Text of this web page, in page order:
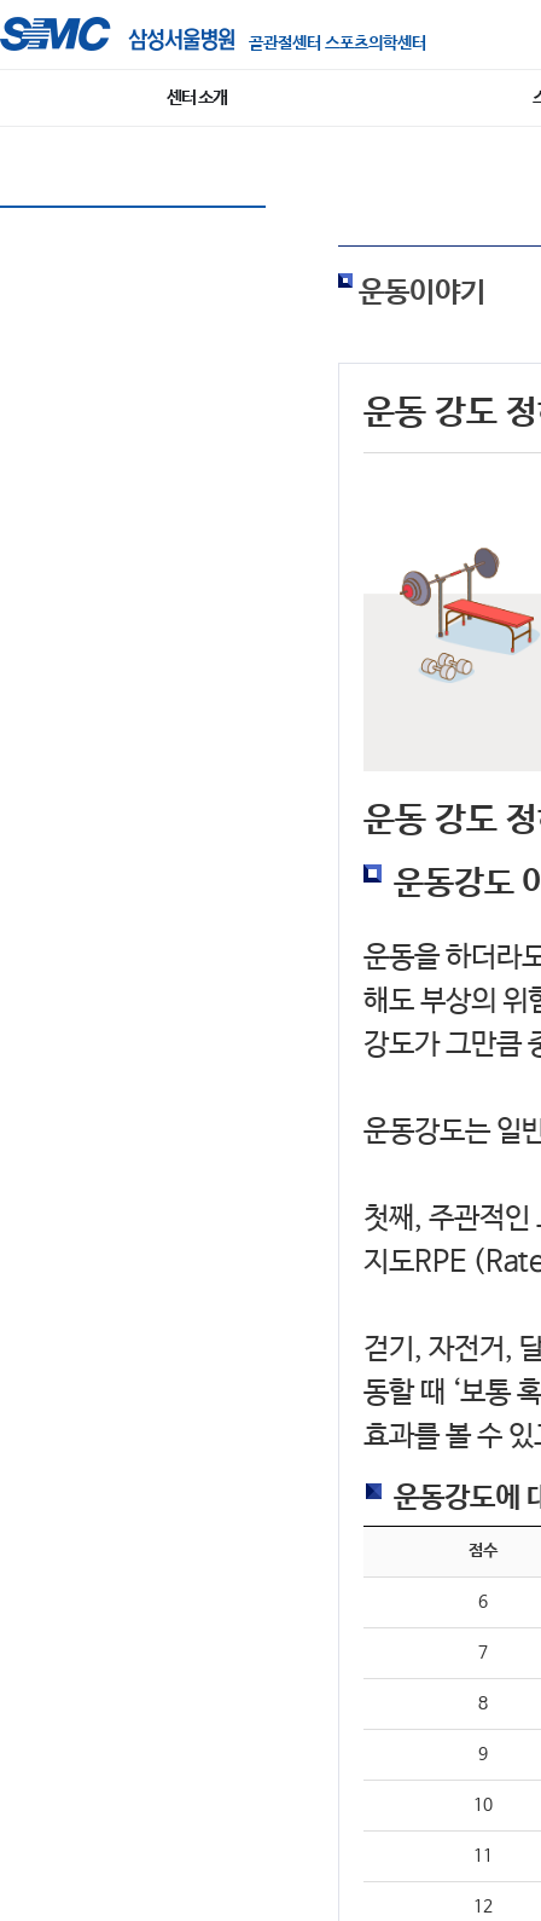
골관절센터 스포츠의학센터
센터 소개
운동이야기
운동 강도
운동 강도
운동강도
운동을 하더라
해도 부상의 위
강도가 그만큼
운동강도는 일
첫째, 주관적인
지도RPE
걷기, 자전거,
동할 때 ‘보통
효과를 볼 수
운동강도에
점수
6
7
8
9
10
11
12